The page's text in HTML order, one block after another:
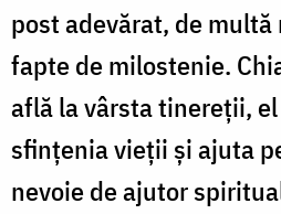
post adevărat, de
fapte de milostenie.
află la vârsta tinereţii,
sfinţenia vieţii şi ajuta
nevoie de ajutor